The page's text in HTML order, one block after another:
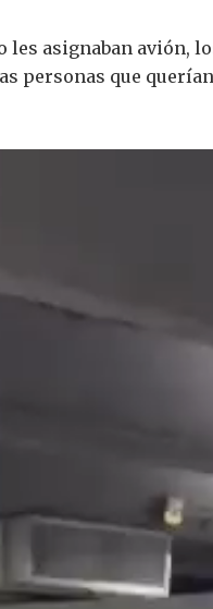
les asignaban avión,
personas que